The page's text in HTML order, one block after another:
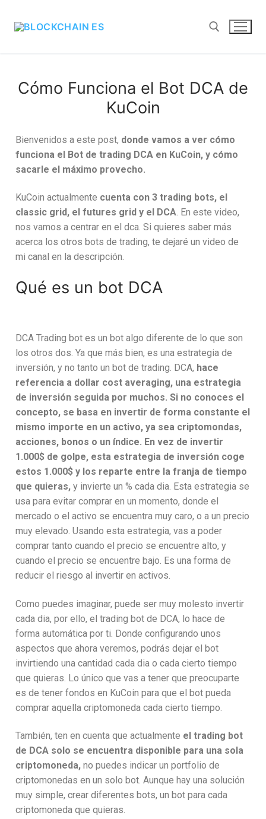
Cómo Funciona el Bot DCA de
KuCoin
Bienvenidos a este post, donde vamos a ver cómo
funciona el Bot de trading DCA en KuCoin, y cómo
sacarle el máximo provecho.
KuCoin actualmente cuenta con 3 trading bots, el
classic grid, el futures grid y el DCA. En este video,
nos vamos a centrar en el dca. Si quieres saber más
acerca los otros bots de trading, te dejaré un video de
mi canal en la descripción.
Qué es un bot DCA
DCA Trading bot es un bot algo diferente de lo que son
los otros dos. Ya que más bien, es una estrategia de
inversión, y no tanto un bot de trading. DCA, hace
referencia a dollar cost averaging, una estrategia
de inversión seguida por muchos. Si no conoces el
concepto, se basa en invertir de forma constante el
mismo importe en un activo, ya sea criptomondas,
acciones, bonos o un índice. En vez de invertir
1.000$ de golpe, esta estrategia de inversión coge
estos 1.000$ y los reparte entre la franja de tiempo
que quieras, y invierte un % cada dia. Esta estrategia se
usa para evitar comprar en un momento, donde el
mercado o el activo se encuentra muy caro, o a un precio
muy elevado. Usando esta estrategia, vas a poder
comprar tanto cuando el precio se encuentre alto, y
cuando el precio se encuentre bajo. Es una forma de
reducir el riesgo al invertir en activos.
Como puedes imaginar, puede ser muy molesto invertir
cada dia, por ello, el trading bot de DCA, lo hace de
forma automática por ti. Donde configurando unos
aspectos que ahora veremos, podrás dejar el bot
invirtiendo una cantidad cada dia o cada cierto tiempo
que quieras. Lo único que vas a tener que preocuparte
es de tener fondos en KuCoin para que el bot pueda
comprar aquella criptomoneda cada cierto tiempo.
También, ten en cuenta que actualmente el trading bot
de DCA solo se encuentra disponible para una sola
criptomoneda, no puedes indicar un portfolio de
criptomonedas en un solo bot. Aunque hay una solución
muy simple, crear diferentes bots, un bot para cada
criptomoneda que quieras.